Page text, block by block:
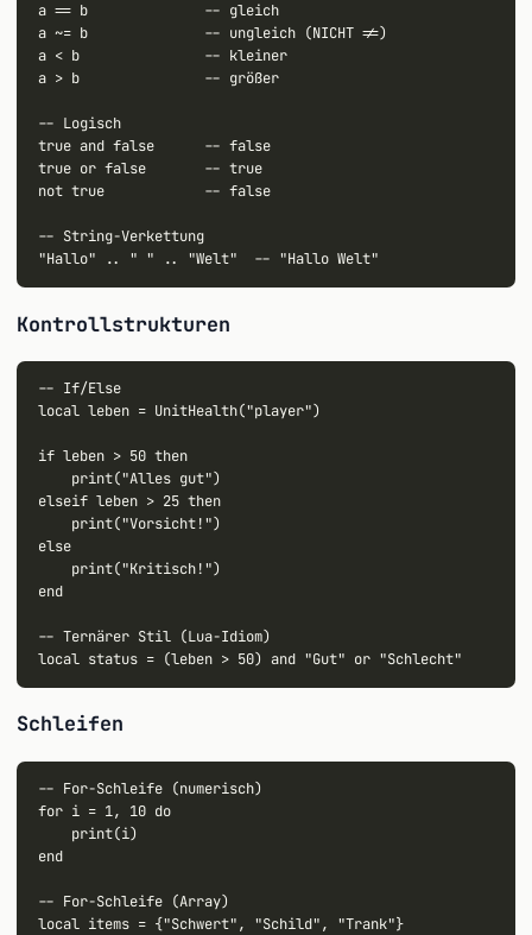
a == b              -- gleich
a ~= b              -- ungleich (NICHT !=)
a < b               -- kleiner
a > b               -- größer
-- Logisch
true and false      -- false
true or false       -- true
not true            -- false
-- String-Verkettung
Kontrollstrukturen
-- If/Else
local leben = UnitHealth("player")
if leben > 50 then
    print("Alles gut")
elseif leben > 25 then
    print("Vorsicht!")
else
    print("Kritisch!")
end
-- Ternärer Stil (Lua-Idiom)
Schleifen
-- For-Schleife (numerisch)
for i = 1, 10 do
    print(i)
end
-- For-Schleife (Array)
local items = {"Schwert", "Schild", "Trank"}